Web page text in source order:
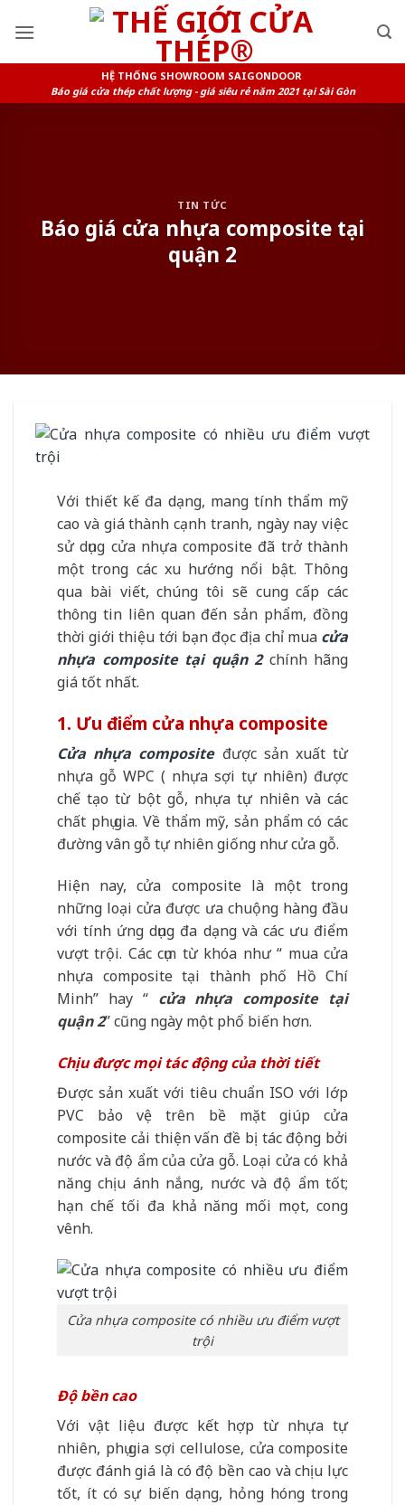
HỆ THỐNG SHOWROOM SAIGONDOOR
Báo giá cửa thép chất lượng - giá siêu rẻ năm 2021 tại Sài Gòn
TIN TỨC
Báo giá cửa nhựa composite tại
quận 2
Với thiết kế đa dạng, mang tính thẩm mỹ
cao và giá thành cạnh tranh, ngày nay việc
sử dụng cửa nhựa composite đã trở thành
một trong các xu hướng nổi bật. Thông
qua bài viết, chúng tôi sẽ cung cấp các
thông tin liên quan đến sản phẩm, đồng
thời giới thiệu tới bạn đọc địa chỉ mua cửa
nhựa composite tại quận 2chính hãng
giá tốt nhất.
1. Ưu điểm cửa nhựa composite
Cửa nhựa compositeđược sản xuất từ
nhựa gỗ WPC ( nhựa sợi tự nhiên) được
chế tạo từ bột gỗ, nhựa tự nhiên và các
chất phụ gia. Về thẩm mỹ, sản phẩm có các
đường vân gỗ tự nhiên giống như cửa gỗ.
Hiện nay, cửa composite là một trong
những loại cửa được ưa chuộng hàng đầu
với tính ứng dụng đa dạng và các ưu điểm
vượt trội. Các cụm từ khóa như “ mua cửa
nhựa composite tại thành phố Hồ Chí
Minh” hay “ cửa nhựa composite tại
quận 2” cũng ngày một phổ biến hơn.
Chịu được mọi tác động của thời tiết
Được sản xuất với tiêu chuẩn ISO với lớp
PVC bảo vệ trên bề mặt giúp cửa
composite cải thiện vấn đề bị tác động bởi
nước và độ ẩm của cửa gỗ. Loại cửa có khả
năng chịu ánh nắng, nước và độ ẩm tốt;
hạn chế tối đa khả năng mối mọt, cong
vênh.
Cửa nhựa composite có nhiều ưu điểm vượt
trội
Độ bền cao
Với vật liệu được kết hợp từ nhựa tự
nhiên, phụ gia sợi cellulose, cửa composite
được đánh giá là có độ bền cao và chịu lực
tốt, ít có sự biến dạng, hỏng hóng trong